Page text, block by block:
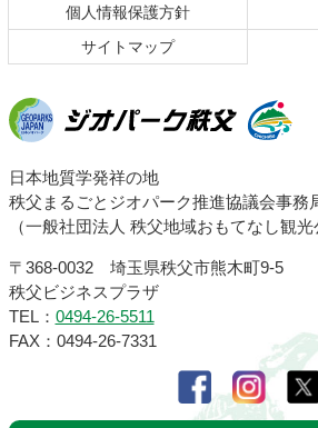
個人情報保護方針
サイトマップ
ジオパーク秩父
日本地質学発祥の地
秩父まるごとジオパーク推進協議会事務
（一般社団法人 秩父地域おもてなし観光
〒368-0032 埼玉県秩父市熊木町9-5
秩父ビジネスプラザ
TEL： 0494-26-5511
FAX：0494-26-7331